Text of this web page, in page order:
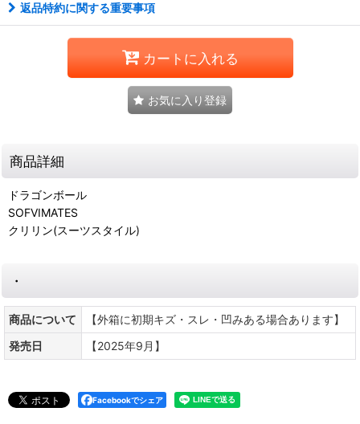
返品特約に関する重要事項
カートに入れる
お気に入り登録
商品詳細
ドラゴンボール
SOFVIMATES
クリリン(スーツスタイル)
・
商品について
【外箱に初期キズ・スレ・凹みある場合あります】
発売日
【2025年9月】
Facebookでシェア